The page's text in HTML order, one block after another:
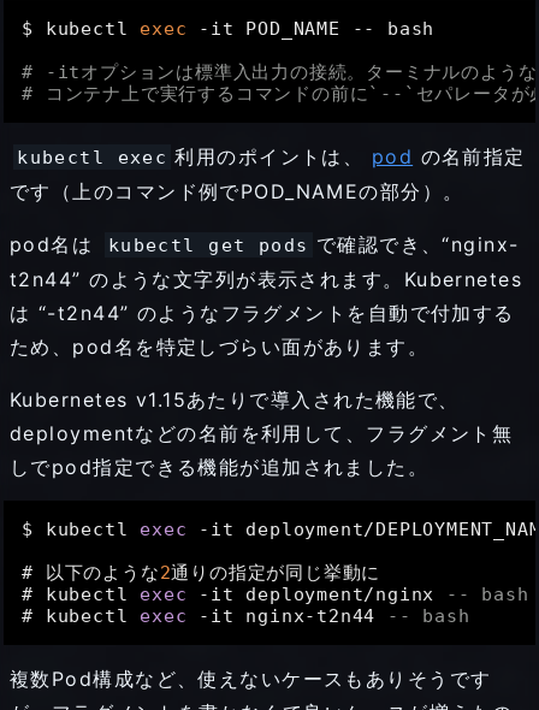
可
能
コ
ン
テ
ナ
内
で
コ
マ
ン
ド
を
実
$ kubectl exec -it POD_NAME -- bash
# -itオプションは標準入出力の接続。ターミナルのような
# コンテナ上で実行するコマンドの前に`--`セパレータが
kubectl exec 利用のポイントは、 pod の名前指定
です（上のコマンド例でPOD_NAMEの部分）。
pod名は kubectl get pods で確認でき、“nginx-
t2n44” のような文字列が表示されます。Kubernetes
は “-t2n44” のようなフラグメントを自動で付加する
ため、pod名を特定しづらい面があります。
Kubernetes v1.15あたりで導入された機能で、
deploymentなどの名前を利用して、フラグメント無
しでpod指定できる機能が追加されました。
$ kubectl exec - it deployment/
# 以下のような2通りの指定が同じ挙動に
# kubectl exec - it deployment/nginx
-- bash
# kubectl exec - it nginx- t2n44 -- bash
複数Pod構成など、使えないケースもありそうです